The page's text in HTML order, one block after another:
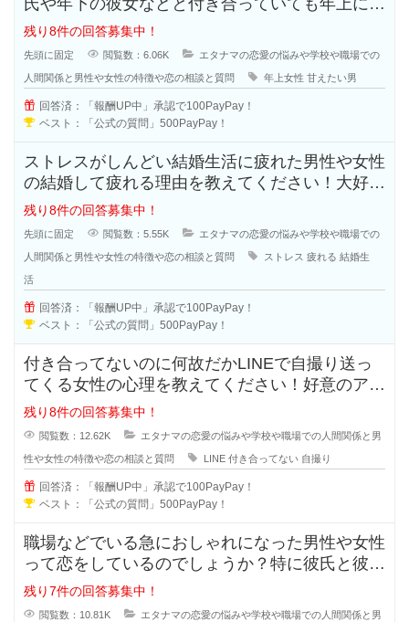
えたいと思う人も多いのではないで
残り8件の回答募集中！
先頭に固定 閲覧数：6.06K エタナマの恋愛の悩みや学校や職場での
人間関係と男性や女性の特徴や恋の相談と質問 年上女性 甘えたい男
回答済：「報酬UP中」承認で100PayPay！
ベスト：「公式の質問」500PayPay！
ストレスがしんどい結婚生活に疲れた男性や女性
の結婚して疲れる理由を教えてください！大好き
で結婚したはずなのに結婚生活はお
残り8件の回答募集中！
先頭に固定 閲覧数：5.55K エタナマの恋愛の悩みや学校や職場での
人間関係と男性や女性の特徴や恋の相談と質問 ストレス 疲れる 結婚生
活
回答済：「報酬UP中」承認で100PayPay！
ベスト：「公式の質問」500PayPay！
付き合ってないのに何故だかLINEで自撮り送っ
てくる女性の心理を教えてください！好意のアピ
ールなのか、好きなのか分からな
残り8件の回答募集中！
閲覧数：12.62K エタナマの恋愛の悩みや学校や職場での人間関係と男
性や女性の特徴や恋の相談と質問 LINE 付き合ってない 自撮り
回答済：「報酬UP中」承認で100PayPay！
ベスト：「公式の質問」500PayPay！
職場などでいる急におしゃれになった男性や女性
って恋をしているのでしょうか？特に彼氏と彼女
で付き合っている状態だと浮気など
残り7件の回答募集中！
閲覧数：10.81K エタナマの恋愛の悩みや学校や職場での人間関係と男